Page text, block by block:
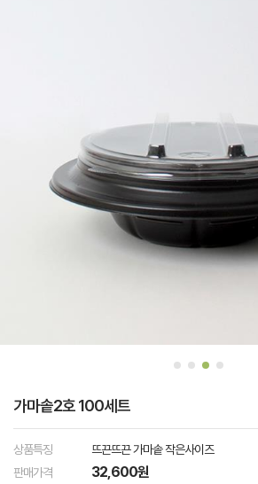
가마솥2호 100세트
상품특징
뜨끈뜨끈 가마솥 작은사이즈
판매가격
32,600원